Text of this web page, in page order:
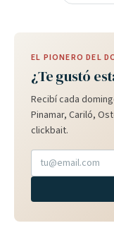
EL PIONERO DEL
¿Te gustó
Recibí cada
Pinamar, Cariló,
clickbait.